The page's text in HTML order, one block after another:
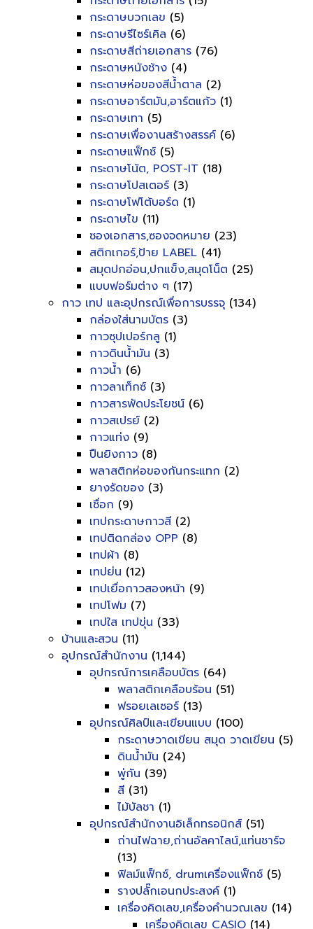
กระดาษบวกเลข (5)
กระดาษรีไซร์เคิล (6)
กระดาษสีถ่ายเอกสาร (76)
กระดาษหนังช้าง (4)
กระดาษห่อของสีน้ำตาล (2)
กระดาษอาร์ตมัน,อาร์ตแก้ว (1)
กระดาษเทา (5)
กระดาษเพื่องานสร้างสรรค์ (6)
กระดาษแฟ็กซ์ (5)
กระดาษโน้ต, POST-IT (18)
กระดาษโปสเตอร์ (3)
กระดาษโฟโต้บอร์ด (1)
กระดาษไข (11)
ซองเอกสาร,ซองจดหมาย (23)
สติกเกอร์,ป้าย LABEL (41)
สมุดปกอ่อน,ปกแข็ง,สมุดโน็ต (25)
แบบฟอร์มต่าง ๆ (17)
กาว เทป และอุปกรณ์เพื่อการบรรจุ (134)
กล่องใส่นามบัตร (3)
กาวซุปเปอร์กลู (1)
กาวดินน้ำมัน (3)
กาวน้ำ (6)
กาวลาเท็กซ์ (3)
กาวสารพัดประโยชน์ (6)
กาวสเปรย์ (2)
กาวแท่ง (9)
ปืนยิงกาว (8)
พลาสติกห่อของกันกระแทก (2)
ยางรัดของ (3)
เชื่อก (9)
เทปกระดาษกาวสี (2)
เทปติดกล่อง OPP (8)
เทปผ้า (8)
เทปย่น (12)
เทปเยื่อกาวสองหน้า (9)
เทปโฟม (7)
เทปใส เทปขุ่น (33)
บ้านและสวน (11)
อุปกรณ์สำนักงาน (1,144)
อุปกรณ์การเคลือบบัตร (64)
พลาสติกเคลือบร้อน (51)
ฟรอยเลเซอร์ (13)
อุปกรณ์ศิลป์และเขียนแบบ (100)
กระดาษวาดเขียน สมุด วาดเขียน (5)
ดินน้ำมัน (24)
พู่กัน (39)
สี (31)
ไม้บัลชา (1)
อุปกรณ์สำนักงานอิเล็กทรอนิกส์ (51)
ถ่านไฟฉาย,ถ่านอัลคาไลน์,แท่นชาร์จ
(13)
ฟิลม์แฟ็กซ์, drumเครื่องแฟ็กซ์ (5)
รางปลั๊กเอนกประสงค์ (1)
เครื่องคิดเลข,เครื่องคำนวณเลข (14)
เครื่องคิดเลข CASIO (14)